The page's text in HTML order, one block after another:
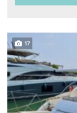
17